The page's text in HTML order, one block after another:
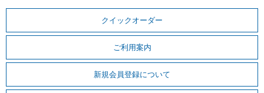
クイックオーダー
ご利用案内
新規会員登録について